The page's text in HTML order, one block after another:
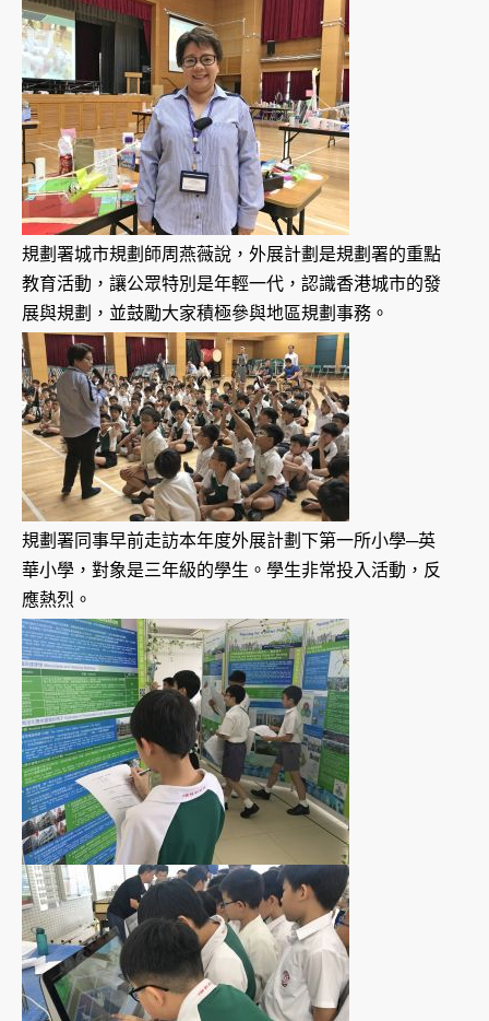
規劃署城市規劃師周燕薇說，外展計劃是規劃署的重點
教育活動，讓公眾特別是年輕一代，認識香港城市的發
展與規劃，並鼓勵大家積極參與地區規劃事務。
規劃署同事早前走訪本年度外展計劃下第一所小學─英
華小學，對象是三年級的學生。學生非常投入活動，反
應熱烈。